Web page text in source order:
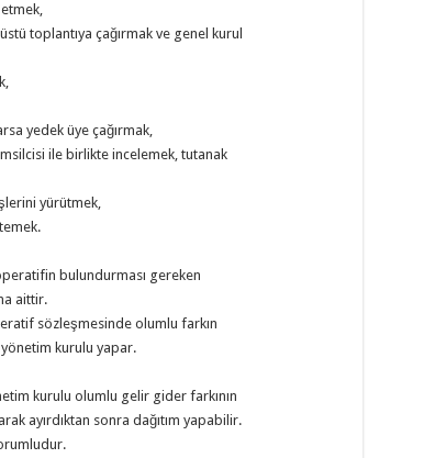
toplantıya çağırmak ve genel kurul
yedek üye çağırmak,
ile birlikte incelemek, tutanak
yürütmek,
bulundurması gereken
aittir.
sözleşmesinde olumlu farkın
yönetim kurulu yapar.
kurulu olumlu gelir gider farkının
ayırdıktan sonra dağıtım yapabilir.